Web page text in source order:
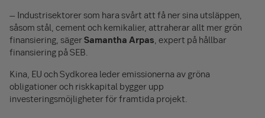
– Industrisektorer som hara svårt att få ner sina utsläppen,
såsom stål, cement och kemikalier, attraherar allt mer grön
finansiering, sägerSamantha Arpas, expert på hållbar
finansiering på SEB.
Kina, EU och Sydkorea leder emissionerna av gröna
obligationer och riskkapital bygger upp
investeringsmöjligheter för framtida projekt.